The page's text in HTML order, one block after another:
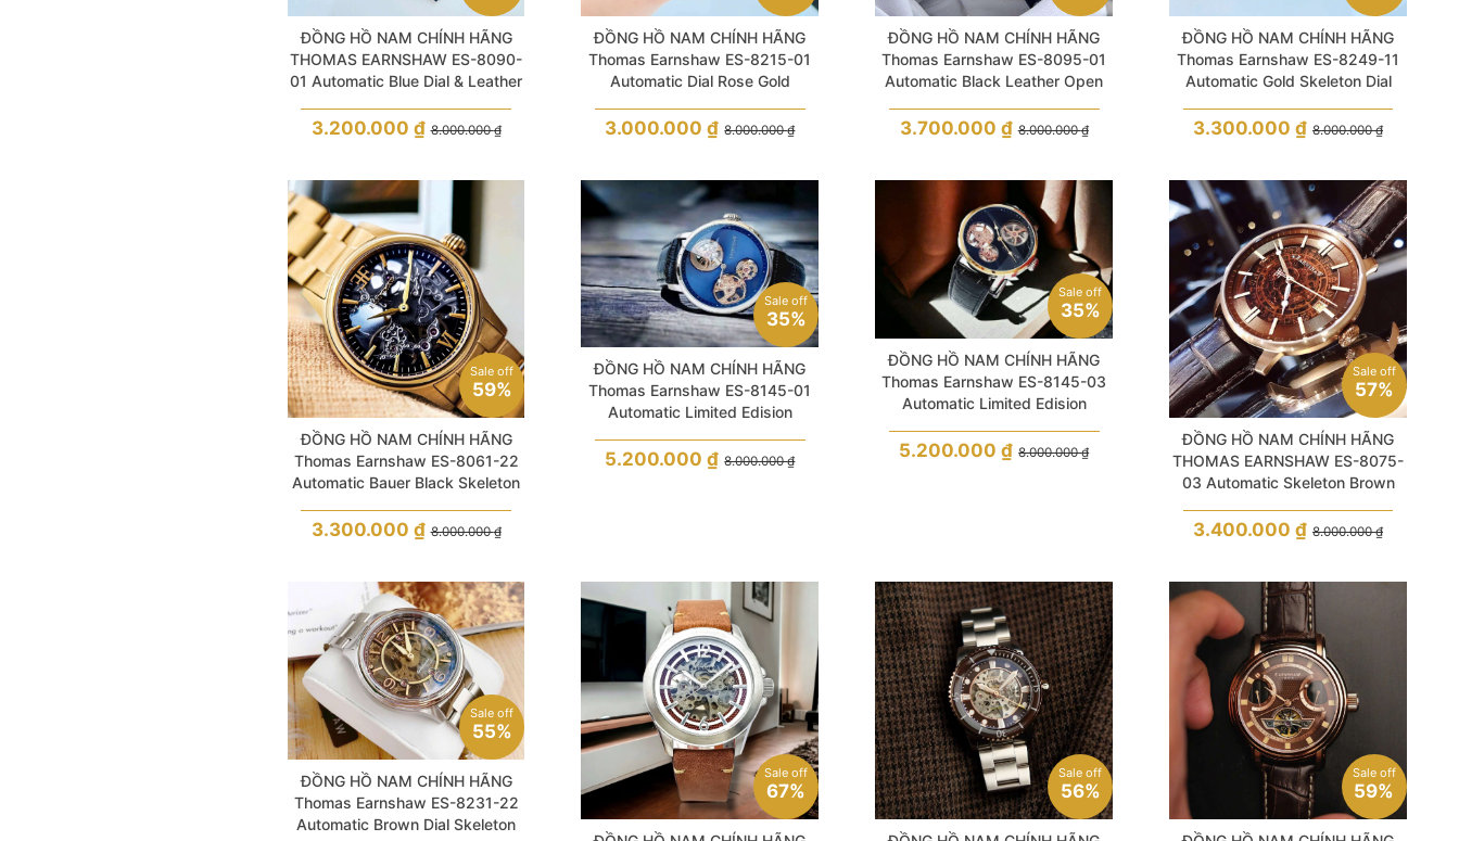
ĐỒNG HỒ NAM CHÍNH HÃNG
THOMAS EARNSHAW ES-8090-
01 Automatic Blue Dial & Leather
8.000.000₫
3.200.000 ₫
ĐỒNG HỒ NAM CHÍNH HÃNG
Thomas Earnshaw ES-8215-01
Automatic Dial Rose Gold
8.000.000₫
3.000.000₫
ĐỒNG HỒ NAM CHÍNH HÃNG
Thomas Earnshaw ES-8095-01
Automatic Black Leather Open
8.000.000₫
3.700.000 ₫
ĐỒNG HỒ NAM CHÍNH HÃNG
Thomas Earnshaw ES-8249-11
Automatic Gold Skeleton Dial
8.000.000₫
3.300.000₫
Sale off
59%
ĐỒNG HỒ NAM CHÍNH HÃNG
Thomas Earnshaw ES-8061-22
Automatic Bauer Black Skeleton
8.000.000₫
3.300.000 ₫
Sale off
35%
ĐỒNG HỒ NAM CHÍNH HÃNG
Thomas Earnshaw ES-8145-01
Automatic Limited Edision
Men 8.000.000₫
5.200.000₫
Sale off
35%
ĐỒNG HỒ NAM CHÍNH HÃNG
Thomas Earnshaw ES-8145-03
Automatic Limited Edision
Men 8.000.000₫
5.200.000₫
Sale off
57%
ĐỒNG HỒ NAM CHÍNH HÃNG
THOMAS EARNSHAW ES-8075-
03 Automatic Skeleton Brown
8.000.000₫
3.400.000₫
Sale off
55%
ĐỒNG HỒ NAM CHÍNH HÃNG
Thomas Earnshaw ES-8231-22
Automatic Brown Dial Skeleton
Sale off
67%
Sale off
56%
Sale off
59%